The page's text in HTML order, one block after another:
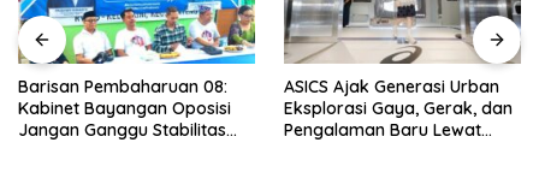
Barisan Pembaharuan 08:
Kabinet Bayangan Oposisi
Jangan Ganggu Stabilitas
ASICS Ajak Generasi Urban
Eksplorasi Gaya, Gerak, dan
Pengalaman Baru Lewat